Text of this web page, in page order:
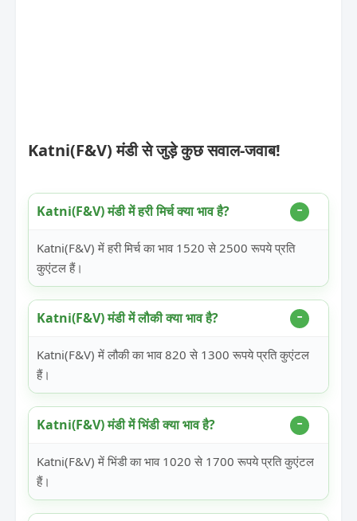
Katni(F&V) मंडी से जुड़े कुछ सवाल-जवाब!
Katni(F&V) मंडी में हरी मिर्च क्या भाव है?
Katni(F&V) में हरी मिर्च का भाव 1520 से 2500 रूपये प्रति
कुएंटल हैं।
Katni(F&V) मंडी में लौकी क्या भाव है?
Katni(F&V) में लौकी का भाव 820 से 1300 रूपये प्रति कुएंटल
हैं।
Katni(F&V) मंडी में भिंडी क्या भाव है?
Katni(F&V) में भिंडी का भाव 1020 से 1700 रूपये प्रति कुएंटल
हैं।